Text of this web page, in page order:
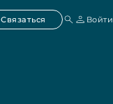
Связаться Войти